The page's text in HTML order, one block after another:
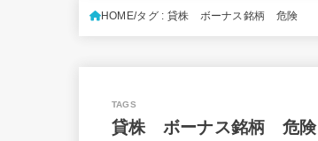
HOME タグ : 貸株 ボーナス銘柄 危険
貸株 ボーナス銘柄 危険